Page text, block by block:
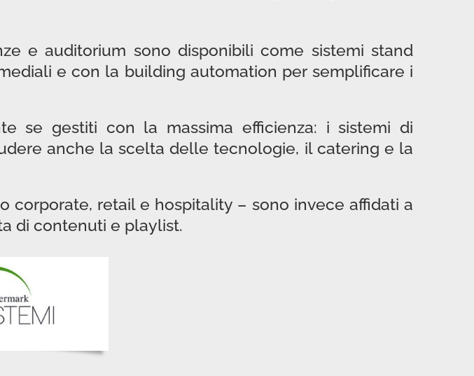
e auditorium sono disponibili come sistemi stand
e con la building automation per semplificare i
se gestiti con la massima efficienza: i sistemi di
anche la scelta delle tecnologie, il catering e la
retail e hospitality – sono invece affidati a
di contenuti e playlist.